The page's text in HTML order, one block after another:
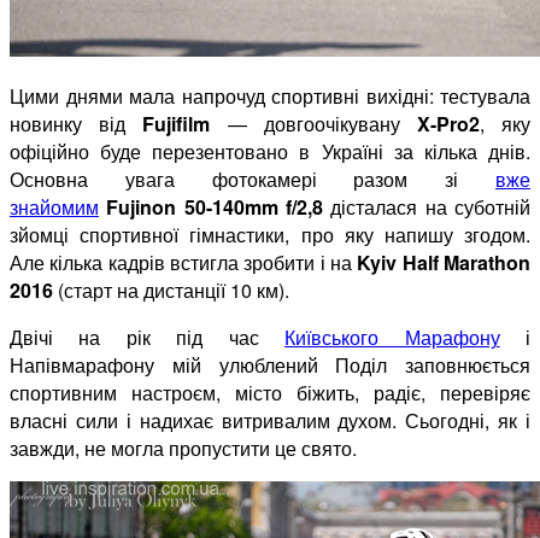
Цими днями мала напрочуд спортивні вихідні: тестувала
новинку від Fujifilm — довгоочікувану X-Pro2, яку
офіційно буде перезентовано в Україні за кілька днів.
Основна увага фотокамері разом зі вже
знайомим Fujinon 50-140mm f/2,8 дісталася на суботній
зйомці спортивної гімнастики, про яку напишу згодом.
Але кілька кадрів встигла зробити і на Kyiv Half Marathon
2016 (старт на дистанції 10 км).
Двічі на рік під час Київського Марафонуі
Напівмарафону мій улюблений Поділ заповнюється
спортивним настроєм, місто біжить, радіє, перевіряє
власні сили і надихає витривалим духом. Сьогодні, як і
завжди, не могла пропустити це свято.